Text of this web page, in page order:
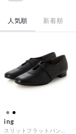
人気順 新着順
ing